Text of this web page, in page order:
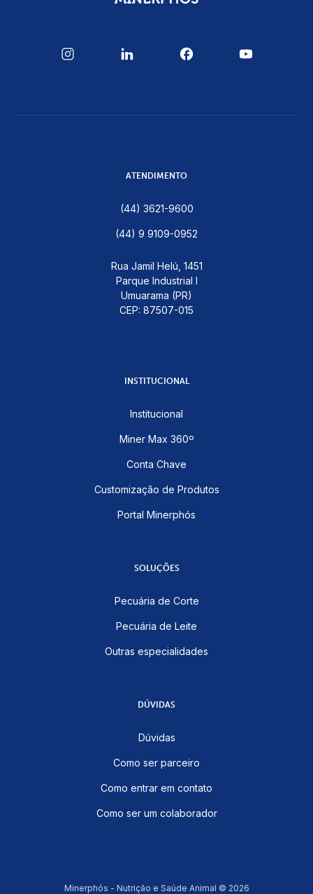
ATENDIMENTO
(44) 3621-9600
(44) 9 9109-0952
Rua Jamil Helú, 1451
Parque Industrial I
Umuarama (PR)
CEP: 87507-015
INSTITUCIONAL
Institucional
Miner Max 360º
Conta Chave
Customização de Produtos
Portal Minerphós
SOLUÇÕES
Pecuária de Corte
Pecuária de Leite
Outras especialidades
DÚVIDAS
Dúvidas
Como ser parceiro
Como entrar em contato
Como ser um colaborador
Minerphós - Nutrição e Saúde Animal © 2026